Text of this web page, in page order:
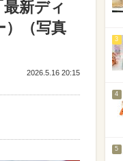
新ディ
）（写真
2026.5.16 20:15
3
4
5